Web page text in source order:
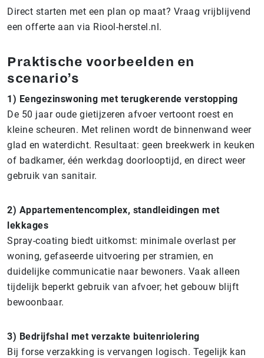
Direct starten met een plan op maat? Vraag vrijblijvend
een offerte aan via Riool-herstel.nl.
Praktische voorbeelden en
scenario’s
1) Eengezinswoning met terugkerende verstopping
De 50 jaar oude gietijzeren afvoer vertoont roest en
kleine scheuren. Met relinen wordt de binnenwand weer
glad en waterdicht. Resultaat: geen breekwerk in keuken
of badkamer, één werkdag doorlooptijd, en direct weer
gebruik van sanitair.
2) Appartementencomplex, standleidingen met
lekkages
Spray-coating biedt uitkomst: minimale overlast per
woning, gefaseerde uitvoering per stramien, en
duidelijke communicatie naar bewoners. Vaak alleen
tijdelijk beperkt gebruik van afvoer; het gebouw blijft
bewoonbaar.
3) Bedrijfshal met verzakte buitenriolering
Bij forse verzakking is vervangen logisch. Tegelijk kan